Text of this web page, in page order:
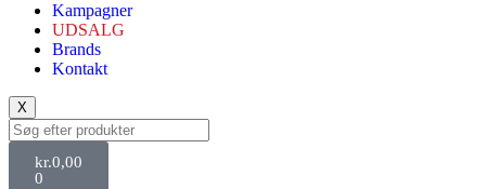
Kampagner
UDSALG
Brands
Kontakt
X
kr.0,00
0